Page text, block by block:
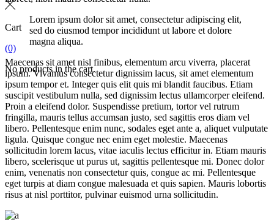
Cart
(0)
No products in the cart.
Lorem ipsum dolor sit amet, consectetur adipiscing elit,
sed do eiusmod tempor incididunt ut labore et dolore
magna aliqua.
Maecenas sit amet nisl finibus, elementum arcu viverra, placerat
ipsum. Vivamus consectetur dignissim lacus, sit amet elementum
ipsum tempor et. Integer quis elit quis mi blandit faucibus. Etiam
suscipit vestibulum nulla, sed dignissim lectus ullamcorper eleifend.
Proin a eleifend dolor. Suspendisse pretium, tortor vel rutrum
fringilla, mauris tellus accumsan justo, sed sagittis eros diam vel
libero. Pellentesque enim nunc, sodales eget ante a, aliquet vulputate
ligula. Quisque congue nec enim eget molestie. Maecenas
sollicitudin lorem lacus, vitae iaculis lectus efficitur in. Etiam mauris
libero, scelerisque ut purus ut, sagittis pellentesque mi. Donec dolor
enim, venenatis non consectetur quis, congue ac mi. Pellentesque
eget turpis at diam congue malesuada et quis sapien. Mauris lobortis
risus at nisl porttitor, pulvinar euismod urna sollicitudin.